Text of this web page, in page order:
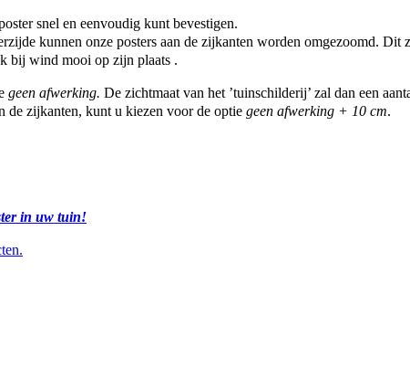
snel en eenvoudig kunt bevestigen.
kunnen onze posters aan de zijkanten worden omgezoomd.
bij wind mooi op zijn plaats .
geen afwerking. De zichtmaat van het ’tuinschilderij’ zal dan een
de zijkanten, kunt u kiezen voor de optie geen afwerking + 10 cm.
in uw tuin!